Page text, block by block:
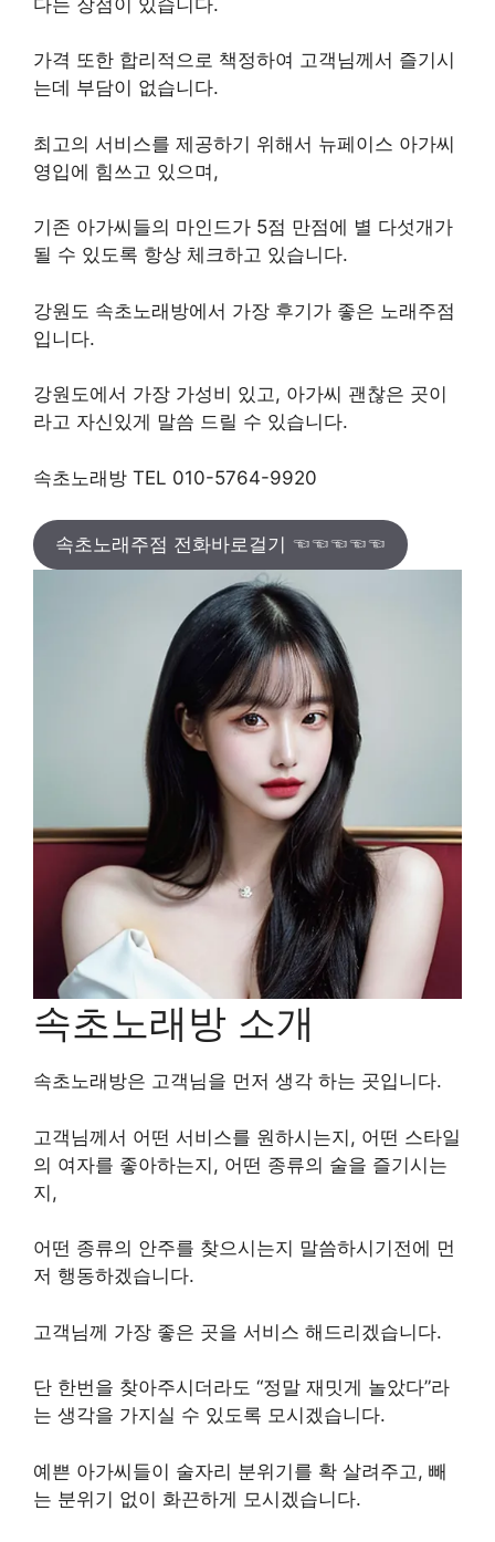
가격 또한 합리적으로 책정하여 고객님께서 즐기시
는데 부담이 없습니다.
최고의 서비스를 제공하기 위해서 뉴페이스 아가씨
영입에 힘쓰고 있으며,
기존 아가씨들의 마인드가 5점 만점에 별 다섯개가
될 수 있도록 항상 체크하고 있습니다.
강원도 속초노래방에서 가장 후기가 좋은 노래주점
입니다.
강원도에서 가장 가성비 있고, 아가씨 괜찮은 곳이
라고 자신있게 말씀 드릴 수 있습니다.
속초노래방 TEL 010-5764-9920
속초노래주점 전화바로걸기 ☜☜☜☜☜
속초노래방 소개
속초노래방은 고객님을 먼저 생각 하는 곳입니다.
고객님께서 어떤 서비스를 원하시는지, 어떤 스타일
의 여자를 좋아하는지, 어떤 종류의 술을 즐기시는
지,
어떤 종류의 안주를 찾으시는지 말씀하시기전에 먼
저 행동하겠습니다.
고객님께 가장 좋은 곳을 서비스 해드리겠습니다.
단 한번을 찾아주시더라도 “정말 재밋게 놀았다”라
는 생각을 가지실 수 있도록 모시겠습니다.
예쁜 아가씨들이 술자리 분위기를 확 살려주고, 빼
는 분위기 없이 화끈하게 모시겠습니다.